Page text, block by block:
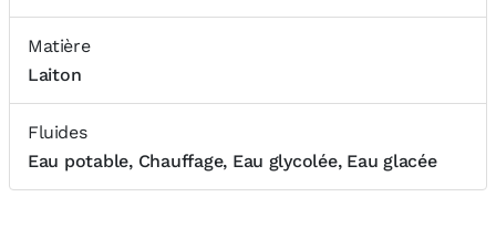
Matière
Laiton
Fluides
Eau potable, Chauffage, Eau glycolée, Eau glacée